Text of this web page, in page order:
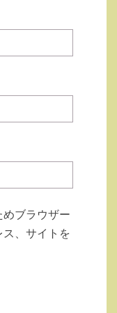
ブラウザー
、サイトを